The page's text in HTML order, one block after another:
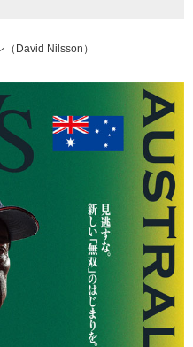
David Nilsson）